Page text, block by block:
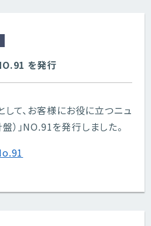
を発行
して、お客様にお役に立つニュ
）」NO.91を発行しました。